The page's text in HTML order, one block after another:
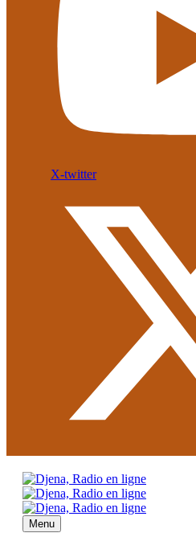
X-twitter
Menu